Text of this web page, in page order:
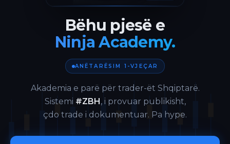
Bëhu pjesë e
Ninja Academy.
ANËTARËSIM 1-VJEÇAR
Akademia e parë për trader-ët Shqiptarë.
Sistemi #ZBH, i provuar publikisht,
çdo trade i dokumentuar. Pa hype.